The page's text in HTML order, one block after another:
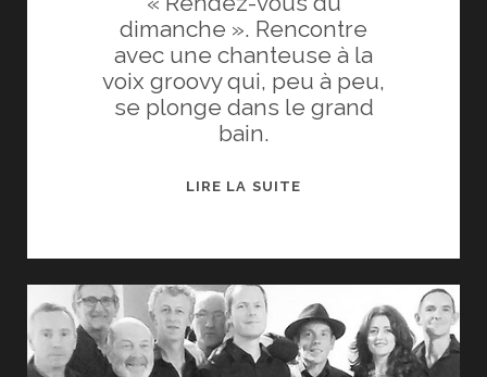
dimanche ». Rencontre
avec une chanteuse à la
voix groovy qui, peu à peu,
se plonge dans le grand
bain.
LIRE LA SUITELE